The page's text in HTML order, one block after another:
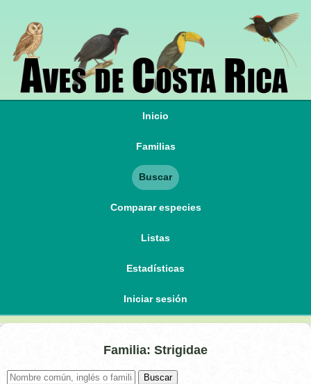
Inicio
Familias
Buscar
Comparar especies
Listas
Estadísticas
Iniciar sesión
Familia: Strigidae
Buscar